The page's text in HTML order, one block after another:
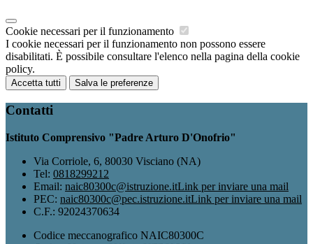
Cookie necessari per il funzionamento
I cookie necessari per il funzionamento non possono essere
disabilitati. È possibile consultare l'elenco nella pagina della cookie
policy.
Accetta tutti Salva le preferenze
Contatti
Istituto Comprensivo "Padre Arturo D'Onofrio"
Via Corriole, 6, 80030 Visciano (NA)
Tel: 0818299212
Email: naic80300c@istruzione.itLink per inviare una mail
PEC: naic80300c@pec.istruzione.itLink per inviare una mail
C.F.: 92024370634
Codice meccanografico NAIC80300C